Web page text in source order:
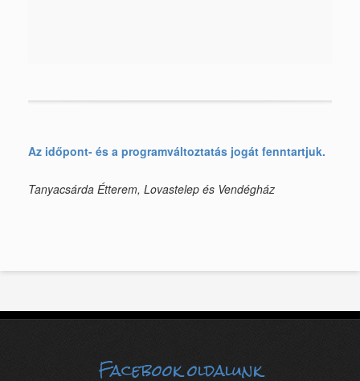
Az időpont- és a programváltoztatás jogát fenntartjuk.
Tanyacsárda Étterem, Lovastelep és Vendégház
Facebook oldalunk